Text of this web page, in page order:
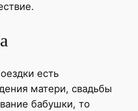
есть
матери, свадьбы
бабушки, то